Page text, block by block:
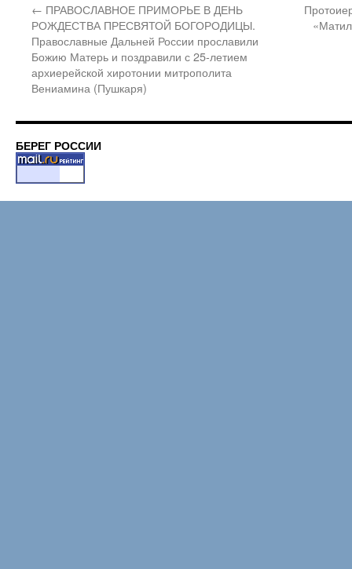
← ПРАВОСЛАВНОЕ ПРИМОРЬЕ В ДЕНЬ
РОЖДЕСТВА ПРЕСВЯТОЙ БОГОРОДИЦЫ.
Православные Дальней России прославили
Божию Матерь и поздравили с 25-летием
архиерейской хиротонии митрополита
Вениамина (Пушкаря)
БЕРЕГ РОССИИ